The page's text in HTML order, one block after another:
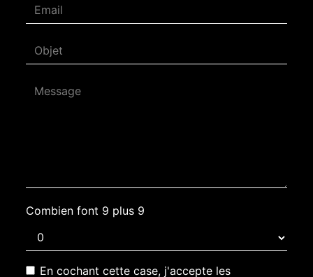
Combien font 9 plus 9
En cochant cette case, j'accepte les